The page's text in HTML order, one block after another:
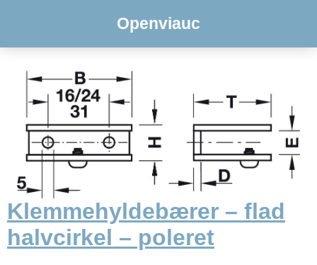
Openviauc
Klemmehyldebærer – flad
halvcirkel – poleret